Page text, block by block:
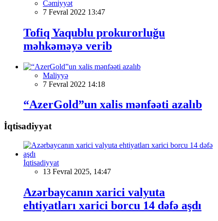
Cəmiyyət
7 Fevral 2022 13:47
Tofiq Yaqublu prokurorluğu
məhkəməyə verib
Maliyyə
7 Fevral 2022 14:18
“AzerGold”un xalis mənfəəti azalıb
İqtisadiyyat
İqtisadiyyat
13 Fevral 2025, 14:47
Azərbaycanın xarici valyuta
ehtiyatları xarici borcu 14 dəfə aşdı